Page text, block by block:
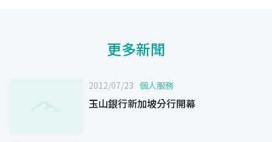
更多新聞
2012/07/23 個人服務
玉山銀行新加坡分行開幕